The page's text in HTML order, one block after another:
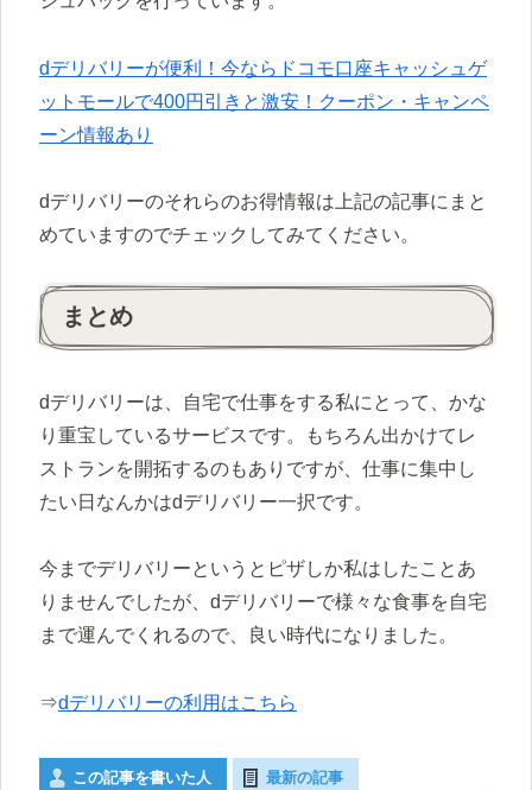
dデリバリーが便利！今ならドコモ口座キャッシュゲ
ットモールで400円引きと激安！クーポン・キャンペ
ーン情報あり
dデリバリーのそれらのお得情報は上記の記事にまと
めていますのでチェックしてみてください。
まとめ
dデリバリーは、自宅で仕事をする私にとって、かな
り重宝しているサービスです。もちろん出かけてレ
ストランを開拓するのもありですが、仕事に集中し
たい日なんかはdデリバリー一択です。
今までデリバリーというとピザしか私はしたことあ
りませんでしたが、dデリバリーで様々な食事を自宅
まで運んでくれるので、良い時代になりました。
⇒dデリバリーの利用はこちら
この記事を書いた人 最新の記事